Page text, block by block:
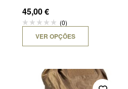
45,00€
(0)
VER OPÇÕES